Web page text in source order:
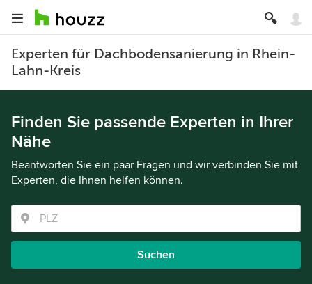
Experten für Dachbodensanierung in Rhein-
Lahn-Kreis
Finden Sie passende Experten in Ihrer
Nähe
Beantworten Sie ein paar Fragen und wir verbinden Sie mit
Experten, die Ihnen helfen können.
Suchen